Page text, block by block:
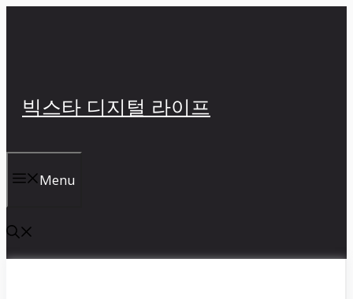
빅스타 디지털 라이프
Menu